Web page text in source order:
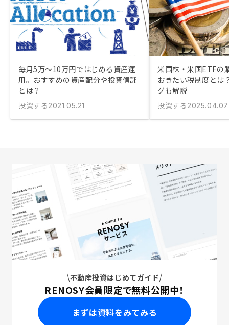
毎月5万〜10万円ではじめる資産運
用。おすすめの資産配分や投資信託
とは？
投資する2021.05.21
米国株・米国ETFの
おきたい税制度とは
グも解説
投資する2025.04.07
不動産投資はじめてガイド
RENOSY会員限定で無料公開中！
まずは資料をみてみる